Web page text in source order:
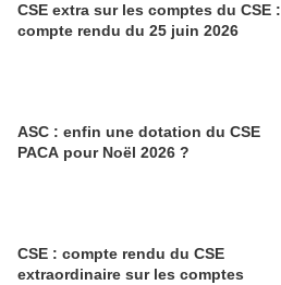
CSE extra sur les comptes du CSE :
compte rendu du 25 juin 2026
ASC : enfin une dotation du CSE
PACA pour Noël 2026 ?
CSE : compte rendu du CSE
extraordinaire sur les comptes